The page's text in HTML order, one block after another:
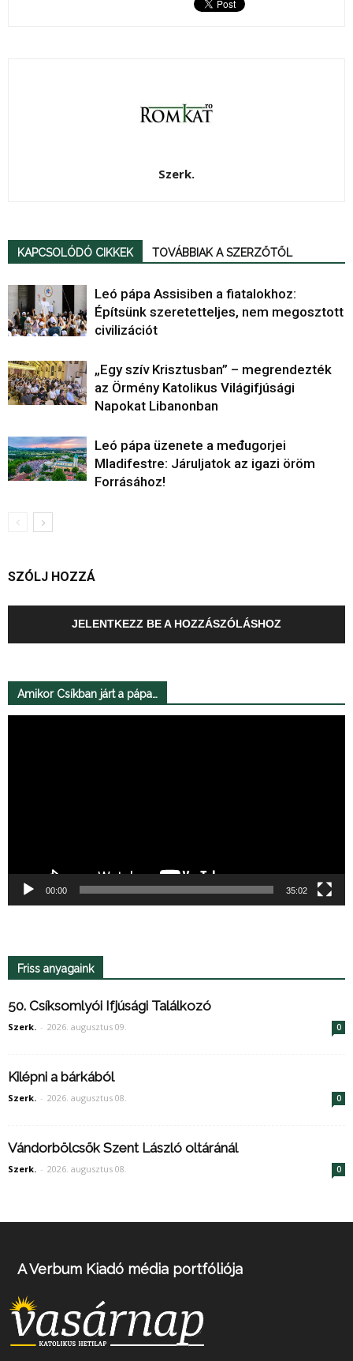
Szerk.
KAPCSOLÓDÓ CIKKEK TOVÁBBIAK A SZERZŐTŐL
Leó pápa Assisiben a fiatalokhoz:
Építsünk szeretetteljes, nem megosztott
civilizációt
„Egy szív Krisztusban” – megrendezték
az Örmény Katolikus Világifjúsági
Napokat Libanonban
Leó pápa üzenete a međugorjei
Mladifestre: Járuljatok az igazi öröm
Forrásához!
SZÓLJ HOZZÁ
JELENTKEZZ BE A HOZZÁSZÓLÁSHOZ
Amikor Csíkban járt a pápa…
00:00 35:02
Friss anyagaink
50. Csíksomlyói Ifjúsági Találkozó
Szerk. - 2026. augusztus 09. 0
Kilépni a bárkából
Szerk. - 2026. augusztus 08. 0
Vándorbölcsők Szent László oltáránál
Szerk. - 2026. augusztus 08. 0
A Verbum Kiadó média portfóliója